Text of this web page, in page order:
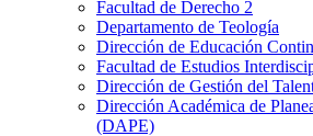
Facultad de Derecho 2
Departamento de Teología
Dirección de Educación
Facultad de Estudios
Dirección de Gestión del
Dirección Académica de
(DAPE)